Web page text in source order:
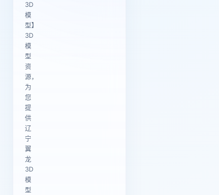
3D
模
型】
3D
模
型
资
源，
为
您
提
供
辽
宁
翼
龙
3D
模
型